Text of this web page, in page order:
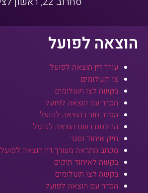
הוצאה לפועל
עורך דין הוצאה לפועל
צו תשלומים
בקשה לצו תשלומים
הסדר עם הוצאה לפועל
הסדר חוב בהוצאה לפועל
החלטת רשם הוצאה לפועל
תיק איחוד נסגר
מכתב התראה מעורך דין הוצאה לפועל
בקשה לאיחוד תיקים
בקשה לצו תשלומים
הסדר עם הוצאה לפועל